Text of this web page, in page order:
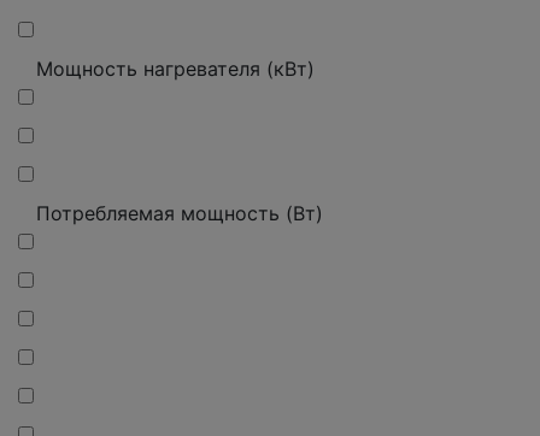
Мощность нагревателя (кВт)
Потребляемая мощность (Вт)